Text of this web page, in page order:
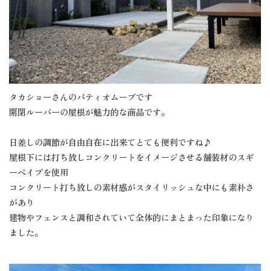
タカショーさんのパティオムーブです
開閉ルーバーの屋根が魅力的な商品です。
日差しの調節が自由自在に出来てとても便利ですね♪
屋根下には打ち放しコンクリートをイメージさせる舗装材のスギ
ーぺイプを使用
コンクリート打ち放しの素材感がスタイリッシュな中にも素朴さ
があり
建物やフェンスと調和されていて全体的にまとまった印象になり
ました。